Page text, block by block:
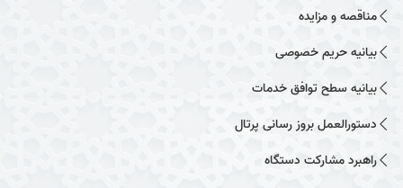
مناقصه و مزایده
بیانیه حریم خصوصی
بیانیه سطح توافق خدمات
دستورالعمل بروز رسانی پرتال
راهبرد مشارکت دستگاه